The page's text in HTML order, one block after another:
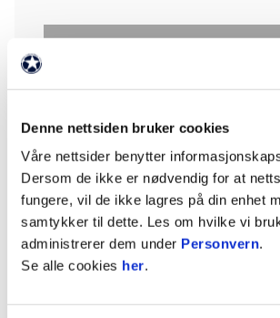
Denne nettsiden bruker cookies
Våre nettsider benytter
Dersom de ikke er nødvendig for at
fungere, vil de ikke lagres på din enhet
samtykker til dette. Les om hvilke vi
administrerer dem under Personvern.
Se alle cookies her.
Troppen gjennomførte en lett